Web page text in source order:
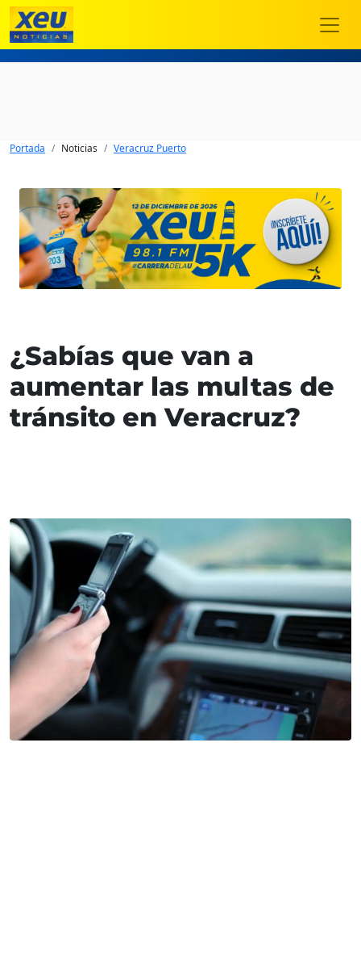
Portada Noticias Veracruz Puerto
¿Sabías que van a
aumentar las multas de
tránsito en Veracruz?